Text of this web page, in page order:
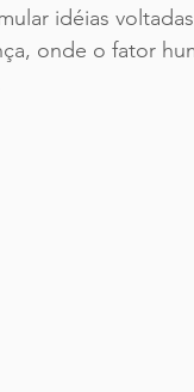
idéias
onde o fator